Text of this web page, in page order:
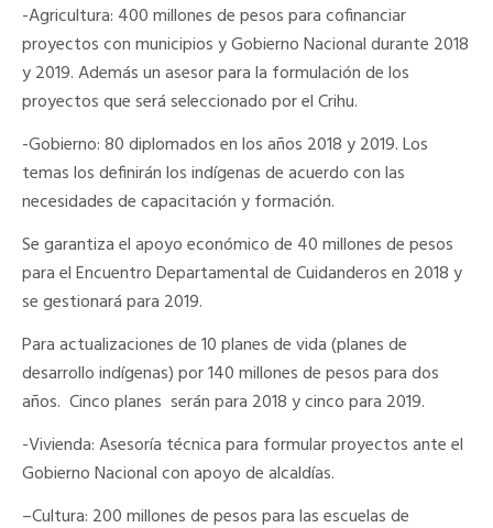
-Agricultura: 400 millones de pesos para cofinanciar
proyectos con municipios y Gobierno Nacional durante 2018
y 2019. Además un asesor para la formulación de los
proyectos que será seleccionado por el Crihu.
-Gobierno:80 diplomados en los años 2018 y 2019. Los
temas los definirán los indígenas de acuerdo con las
necesidades de capacitación y formación.
Se garantiza el apoyo económico de 40 millones de pesos
para el Encuentro Departamental de Cuidanderos en 2018 y
se gestionará para 2019.
Para actualizaciones de 10 planes de vida (planes de
desarrollo indígenas) por 140 millones de pesos para dos
años. Cinco planes serán para 2018 y cinco para 2019.
-Vivienda:Asesoría técnica para formular proyectos ante el
Gobierno Nacional con apoyo de alcaldías.
–Cultura: 200 millones de pesos para las escuelas de